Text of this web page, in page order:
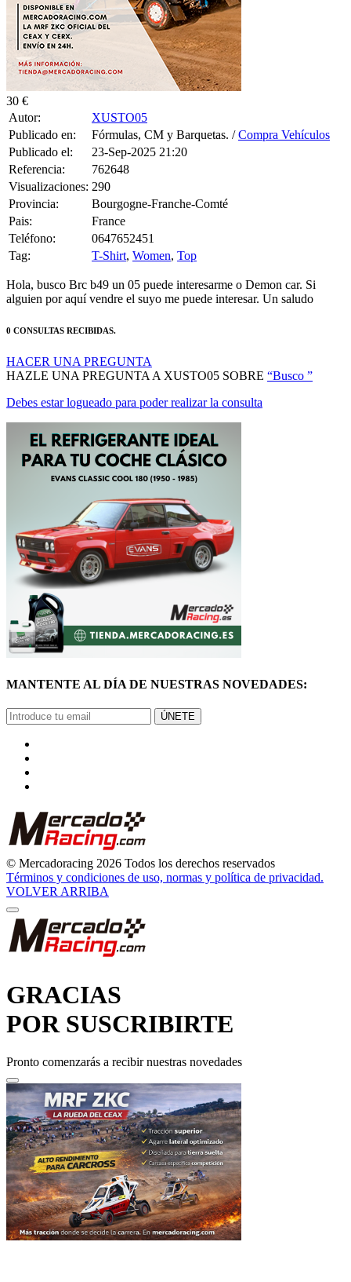
Autor:
Publicado en:
Fórmulas, CM y Barquetas. /
Publicado el:
23-Sep-2025 21:20
Referencia:
762648
Visualizaciones:
290
Provincia:
Bourgogne-Franche-Comté
Pais:
France
Teléfono:
0647652451
Tag:
T-Shirt,Women
Hola, busco Brc b49 un 05 puede interesarme o Demon car. Si
alguien por aquí vendre el suyo me puede interesar. Un saludo
HAZLE UNA PREGUNTA A XUSTO05 SOBRE
Debes estar logueado para poder realizar la consulta
© Mercadoracing 2026 Todos los derechos reservados
Términos y condiciones de uso, normas y política de privacidad.
VOLVER ARRIBA
POR SUSCRIBIRTE